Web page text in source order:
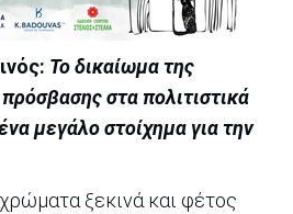
Το δικαίωμα της
στα πολιτιστικά
μεγάλο στοίχημα για την
ξεκινά και φέτος